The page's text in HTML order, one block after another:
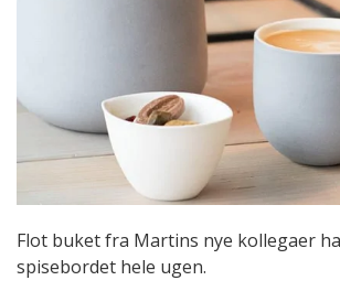
Flot buket fra Martins nye kollegaer
spisebordet hele ugen.